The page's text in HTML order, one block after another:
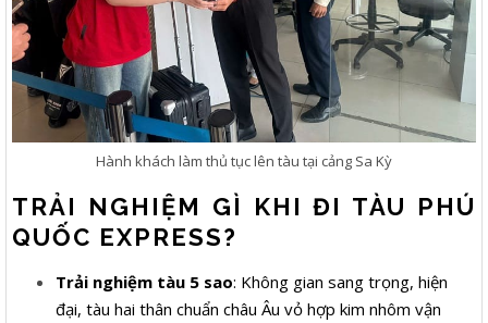
Hành khách làm thủ tục lên tàu tại cảng Sa Kỳ
TRẢI NGHIỆM GÌ KHI ĐI TÀU PHÚ
QUỐC EXPRESS?
Trải nghiệm tàu 5 sao: Không gian sang trọng, hiện
đại, tàu hai thân chuẩn châu Âu vỏ hợp kim nhôm vận